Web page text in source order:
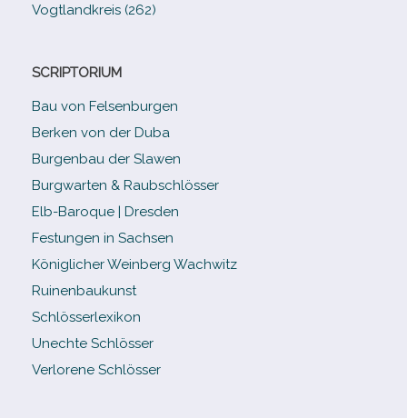
Vogtlandkreis (262)
SCRIPTORIUM
Bau von Felsenburgen
Berken von der Duba
Burgenbau der Slawen
Burgwarten & Raubschlösser
Elb-​Baroque | Dresden
Festungen in Sachsen
Königlicher Weinberg Wachwitz
Ruinenbaukunst
Schlösserlexikon
Unechte Schlösser
Verlorene Schlösser